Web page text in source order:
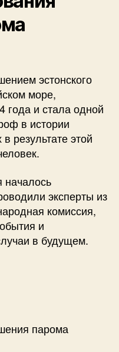
эстонского
море,
года и стала одной
в истории
результате этой
началось
эксперты из
комиссия,
и
в будущем.
парома